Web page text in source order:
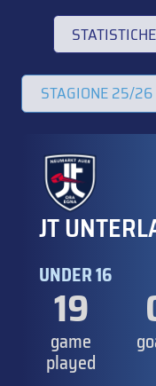
STATISTICHE
JT
UNDER 16
19
game
played